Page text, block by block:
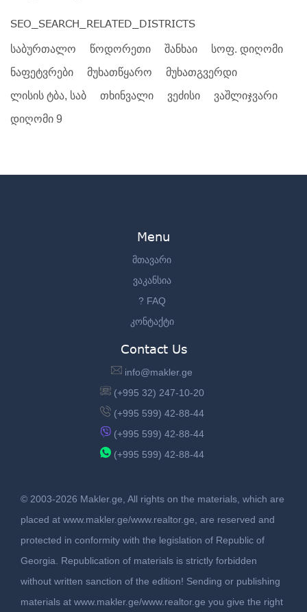
SEO_SEARCH_RELATED_DISTRICTS
საბურთალო წოდორეთი შანხაი
სოფ. დიღომი
ნაფეტვრები
მუხათწყარო
მუხათგვერდი
ლისის ტბა, საბ
თხინვალი ვეძისი
ვაშლიჯვარი
დიღომი 9
Menu
მთავარი
ვაკანსია
? FAQ
კონტაქტი
Contact Us
info@makler.ge
(+995 32) 247-10-20
(+995 599) 42-88-44
(+995 599) 42-88-44
(+995 599) 42-88-44
© 2003-2026 Makler.ge, All rights on the materials, which are
placed at www.makler.ge/www.realtor.ge, are reserved and
protected in conformity with the legislation of Republic of
Georgia. Republication of materials is strictly forbidden
without written sanction of the edition! Sending or publishing
materials at www.makler.ge/www.realtor.ge you give the right